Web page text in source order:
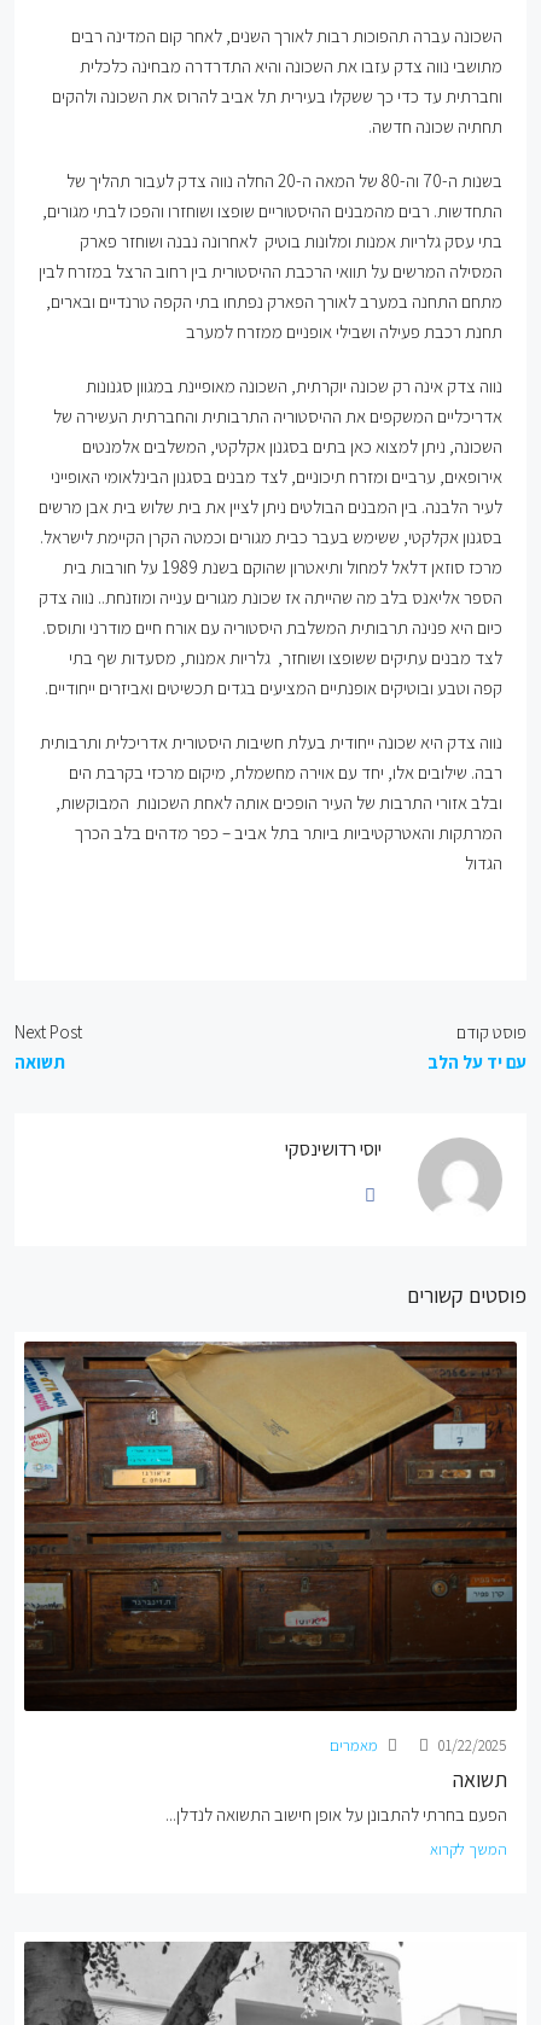
השכונה עברה תהפוכות רבות לאורך השנים, לאחר קום המדינה רבים
מתושבי נווה צדק עזבו את השכונה והיא התדרדרה מבחינה כלכלית
וחברתית עד כדי כך ששקלו בעירית תל אביב להרוס את השכונה ולהקים
תחתיה שכונה חדשה.
בשנות ה-70 וה-80 של המאה ה-20 החלה נווה צדק לעבור תהליך של
התחדשות. רבים מהמבנים ההיסטוריים שופצו ושוחזרו והפכו לבתי מגורים,
בתי עסק גלריות אמנות ומלונות בוטיק לאחרונה נבנה ושוחזר פארק
המסילה המרשים על תוואי הרכבת ההיסטורית בין רחוב הרצל במזרח לבין
מתחם התחנה במערב לאורך הפארק נפתחו בתי הקפה טרנדיים ובארים,
תחנת רכבת פעילה ושבילי אופניים ממזרח למערב
נווה צדק אינה רק שכונה יוקרתית, השכונה מאופיינת במגוון סגנונות
אדריכליים המשקפים את ההיסטוריה התרבותית והחברתית העשירה של
השכונה, ניתן למצוא כאן בתים בסגנון אקלקטי, המשלבים אלמנטים
אירופאים, ערביים ומזרח תיכוניים, לצד מבנים בסגנון הבינלאומי האופייני
לעיר הלבנה. בין המבנים הבולטים ניתן לציין את בית שלוש בית אבן מרשים
בסגנון אקלקטי, ששימש בעבר כבית מגורים וכמטה הקרן הקיימת לישראל.
מרכז סוזאן דלאל למחול ותיאטרון שהוקם בשנת 1989 על חורבות בית
הספר אליאנס בלב מה שהייתה אז שכונת מגורים ענייה ומוזנחת.. נווה צדק
כיום היא פנינה תרבותית המשלבת היסטוריה עם אורח חיים מודרני ותוסס.
לצד מבנים עתיקים ששופצו ושוחזר, גלריות אמנות, מסעדות שף בתי
קפה וטבע ובוטיקים אופנתיים המציעים בגדים תכשיטים ואביזרים ייחודיים.
נווה צדק היא שכונה ייחודית בעלת חשיבות היסטורית אדריכלית ותרבותית
רבה. שילובים אלו, יחד עם אוירה מחשמלת, מיקום מרכזי בקרבת הים
ובלב אזורי התרבות של העיר הופכים אותה לאחת השכונות המבוקשות,
המרתקות והאטרקטיביות ביותר בתל אביב – כפר מדהים בלב הכרך
הגדול
פוסט קודם
עם יד על הלב
Next Post
תשואה
יוסי רדושינסקי
פוסטים קשורים
01/22/2025 מאמרים
תשואה
הפעם בחרתי להתבונן על אופן חישוב התשואה לנדלן...
המשך לקרוא